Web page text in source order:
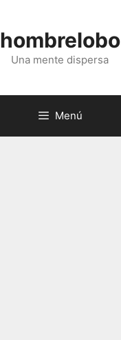
hombrelobo
Una mente dispersa
Menú